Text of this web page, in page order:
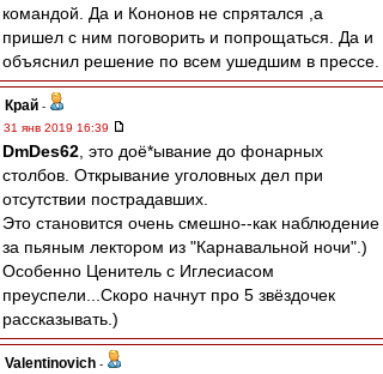
командой. Да и Кононов не спрятался ,а
пришел с ним поговорить и попрощаться. Да и
объяснил решение по всем ушедшим в прессе.
Край -
31 янв 2019 16:39
DmDes62 , это доё*ывание до фонарных
столбов. Открывание уголовных дел при
отсутствии пострадавших.
Это становится очень смешно--как наблюдение
за пьяным лектором из "Карнавальной ночи".)
Особенно Ценитель с Иглесиасом
преуспели...Скоро начнут про 5 звёздочек
рассказывать.)
Valentinovich -